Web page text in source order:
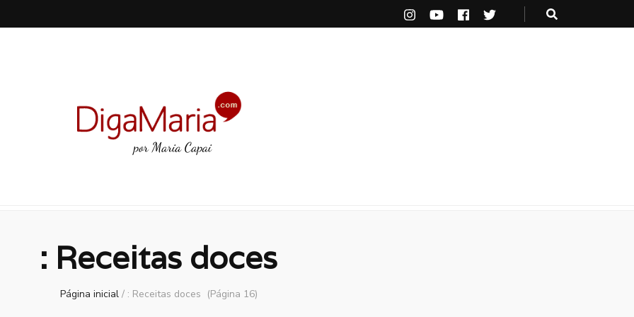
: Receitas doces
Página inicial / : Receitas doces (Página 16)